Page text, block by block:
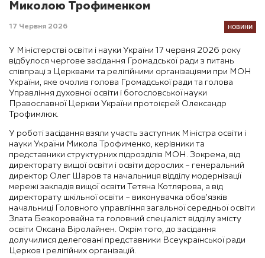
Миколою Трофименком
17 Червня 2026 НОВИНИ
У Міністерстві освіти і науки України 17 червня 2026 року
відбулося чергове засідання Громадської ради з питань
співпраці з Церквами та релігійними організаціями при МОН
України, яке очолив голова Громадської ради та голова
Управління духовної освіти і богословської науки
Православної Церкви України протоієрей Олександр
Трофимлюк.
У роботі засідання взяли участь заступник Міністра освіти і
науки України Микола Трофименко, керівники та
представники структурних підрозділів МОН. Зокрема, від
директорату вищої освіти і освіти дорослих – генеральний
директор Олег Шаров та начальниця відділу модернізації
мережі закладів вищої освіти Тетяна Котлярова, а від
директорату шкільної освіти – виконувачка обов’язків
начальниці Головного управління загальної середньої освіти
Злата Безкоровайна та головний спеціаліст відділу змісту
освіти Оксана Віролайнен. Окрім того, до засідання
долучилися делеговані представники Всеукраїнської ради
Церков і релігійних організацій.